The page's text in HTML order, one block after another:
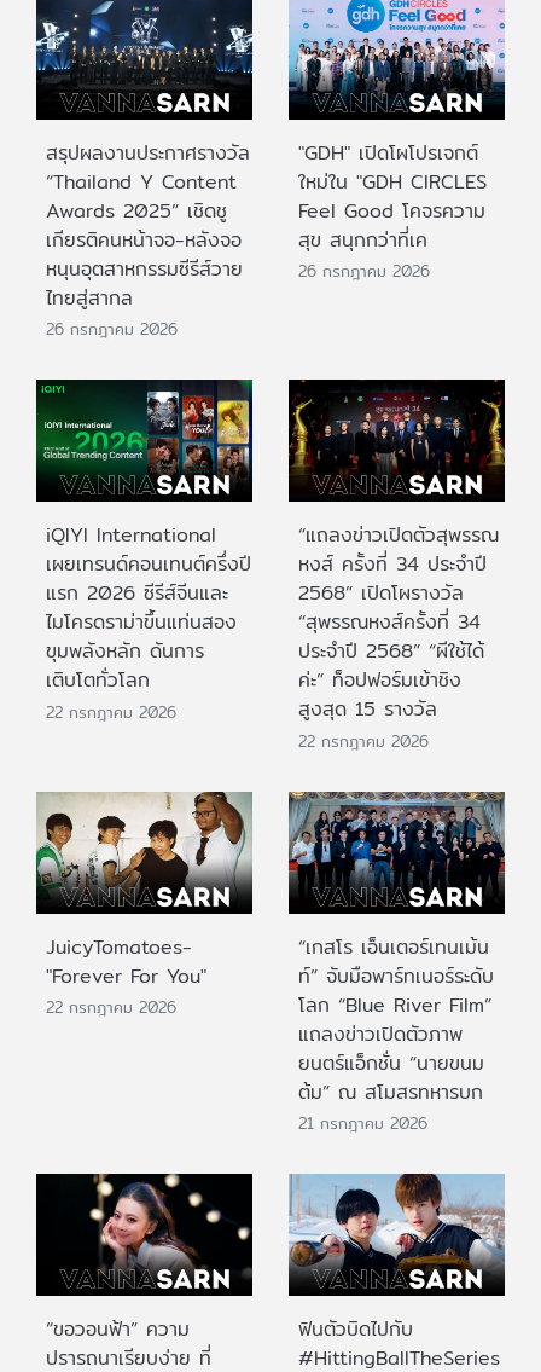
สรุปผลงานประกาศรางวัล
“Thailand Y Content
Awards 2025” เชิดชู
เกียรติคนหน้าจอ-หลังจอ
หนุนอุตสาหกรรมซีรีส์วาย
ไทยสู่สากล
26 กรกฎาคม 2026
"GDH" เปิดโผโปรเจกต์
ใหม่ใน "GDH CIRCLES
Feel Good โคจรความ
สุข สนุกกว่าที่เค
26 กรกฎาคม 2026
iQIYI International
เผยเทรนด์คอนเทนต์ครึ่งปี
แรก 2026 ซีรีส์จีนและ
ไมโครดราม่าขึ้นแท่นสอง
ขุมพลังหลัก ดันการ
เติบโตทั่วโลก
22 กรกฎาคม 2026
“แถลงข่าวเปิดตัวสุพรรณ
หงส์ ครั้งที่ 34 ประจำปี
2568” เปิดโผรางวัล
“สุพรรณหงส์ครั้งที่ 34
ประจำปี 2568” “ผีใช้ได้
ค่ะ” ท็อปฟอร์มเข้าชิง
สูงสุด 15 รางวัล
22 กรกฎาคม 2026
JuicyTomatoes-
"Forever For You"
22 กรกฎาคม 2026
“เกสโร เอ็นเตอร์เทนเม้น
ท์” จับมือพาร์ทเนอร์ระดับ
โลก “Blue River Film”
แถลงข่าวเปิดตัวภาพ
ยนตร์แอ็กชั่น “นายขนม
ต้ม” ณ สโมสรทหารบก
21 กรกฎาคม 2026
“ขอวอนฟ้า” ความ
ปรารถนาเรียบง่าย ที่
ฟินตัวบิดไปกับ
#HittingBallTheSeries